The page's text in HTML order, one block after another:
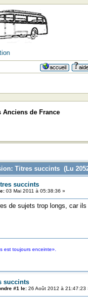
de France
Titres succints (Lu
succints
03 Mai 2011 à 05:38:36 »
de sujets trop longs, car
est toujours enceinte».
succints
#1 le:26 Août 2012 à 21:47:23